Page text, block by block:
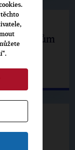
příznivcům